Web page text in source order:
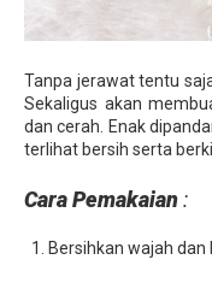
Tanpa jerawat tentu
Sekaligus akan
dan cerah. Enak
terlihat bersih serta
Cara Pemakaian:
1. Bersihkan wajah dan